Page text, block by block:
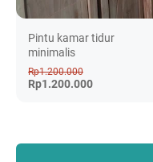
Pintu kamar tidur
minimalis
Rp1.200.000
Rp1.200.000